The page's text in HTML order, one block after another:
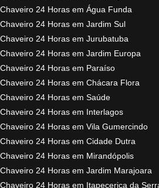
Chaveiro 24 Horas em Água Funda
Chaveiro 24 Horas em Jardim Sul
Chaveiro 24 Horas em Jurubatuba
Chaveiro 24 Horas em Jardim Europa
Chaveiro 24 Horas em Paraíso
Chaveiro 24 Horas em Chácara Flora
Chaveiro 24 Horas em Saúde
Chaveiro 24 Horas em Interlagos
Chaveiro 24 Horas em Vila Gumercindo
Chaveiro 24 Horas em Cidade Dutra
Chaveiro 24 Horas em Mirandópolis
Chaveiro 24 Horas em Jardim Marajoara
Chaveiro 24 Horas em Itapecerica da